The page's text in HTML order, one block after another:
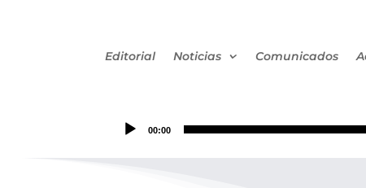
Editorial Noticias Comunicados
00:00